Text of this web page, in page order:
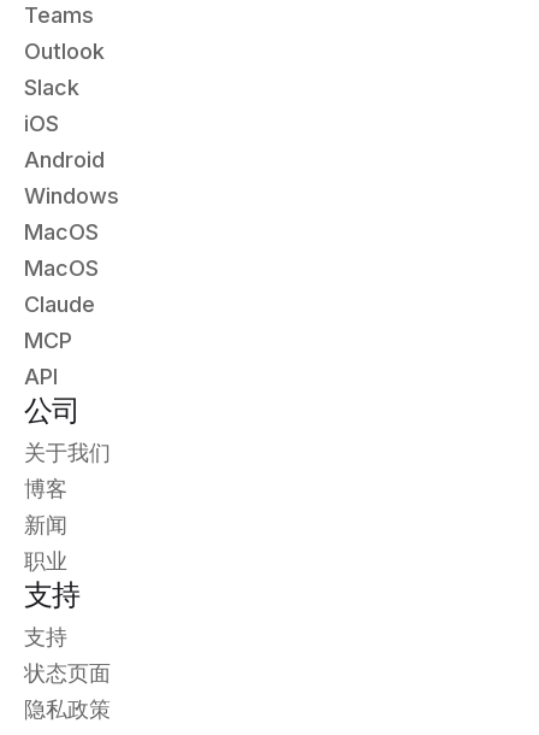
Teams
Outlook
Slack
iOS
Android
Windows
MacOS
MacOS
Claude
MCP
API
公司
关于我们
博客
新闻
职业
支持
支持
状态页面
隐私政策